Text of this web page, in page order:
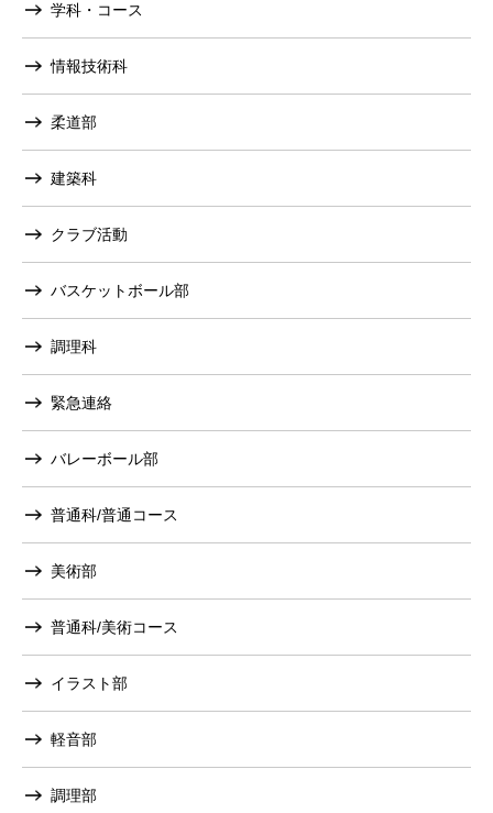
学科・コース
情報技術科
柔道部
建築科
クラブ活動
バスケットボール部
調理科
緊急連絡
バレーボール部
普通科/普通コース
美術部
普通科/美術コース
イラスト部
軽音部
調理部